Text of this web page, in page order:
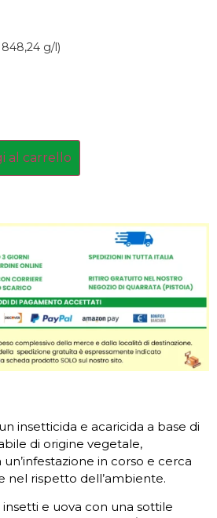
g/l)
al carrello
insetticida e acaricida a base di
di origine vegetale,
in corso e cerca
nel rispetto dell’ambiente.
insetti e uova con una sottile